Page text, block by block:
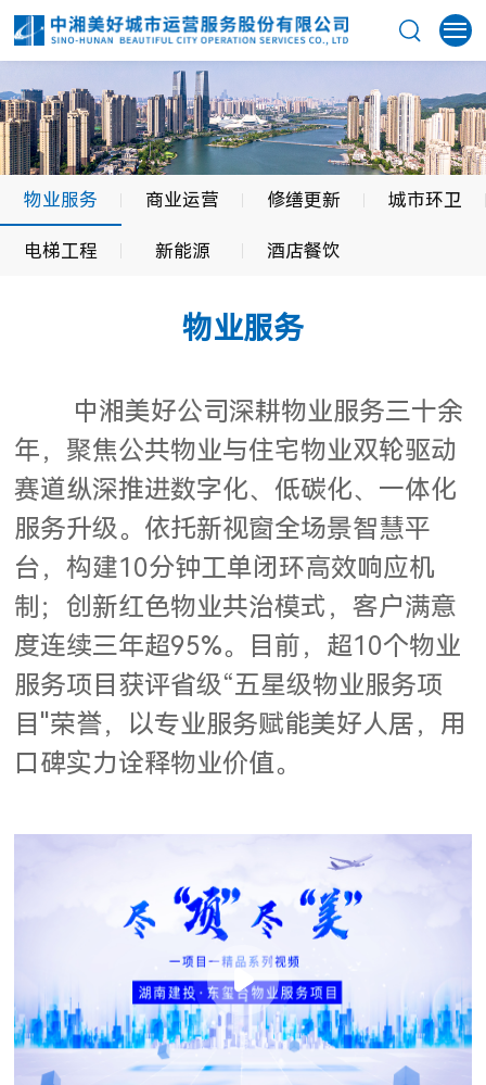
物业服务 商业运营 修缮更新 城市环卫
电梯工程 新能源 酒店餐饮
物业服务
中湘美好公司深耕物业服务三十余
年，聚焦公共物业与住宅物业双轮驱动
赛道纵深推进数字化、低碳化、一体化
服务升级。依托新视窗全场景智慧平
台，构建10分钟工单闭环高效响应机
制；创新红色物业共治模式，客户满意
度连续三年超95%。目前，超10个物业
服务项目获评省级“五星级物业服务项
目"荣誉，以专业服务赋能美好人居，用
口碑实力诠释物业价值。